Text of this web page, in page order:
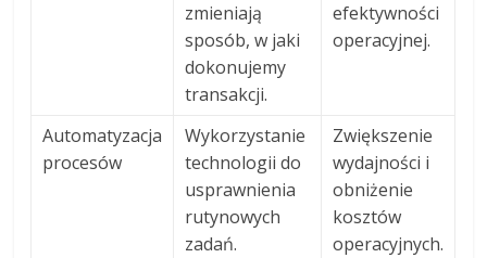
zmieniają
sposób, w jaki
dokonujemy
transakcji.
efektywności
operacyjnej.
Automatyzacja
procesów
Wykorzystanie
technologii do
usprawnienia
rutynowych
zadań.
Zwiększenie
wydajności i
obniżenie
kosztów
operacyjnych.